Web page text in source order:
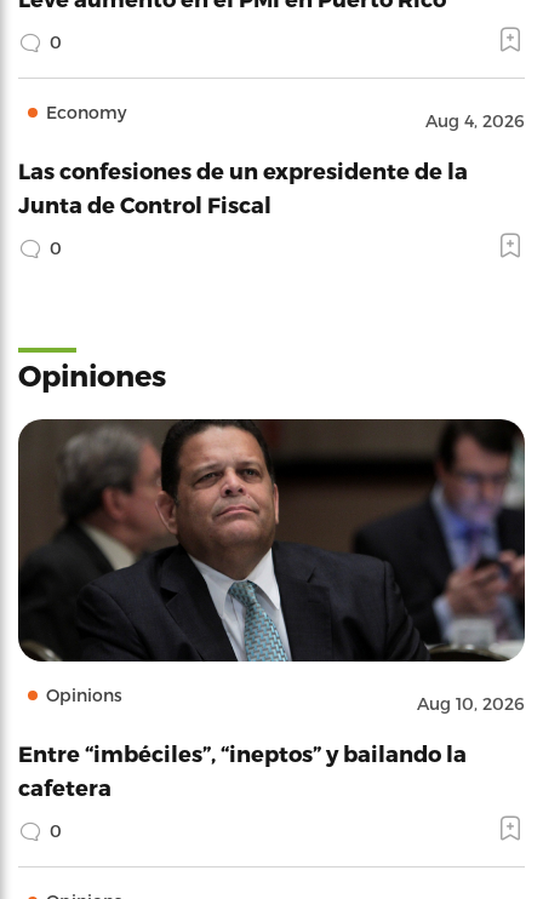
0
Economy Aug 4, 2026
Las confesiones de un expresidente de la
Junta de Control Fiscal
0
Opiniones
Opinions Aug 10, 2026
Entre “imbéciles”, “ineptos” y bailando la
cafetera
0